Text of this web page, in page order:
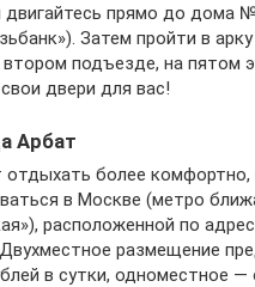
двигайтесь прямо до дома
Затем пройти в
втором подъезде, на пятом
двери для вас!
Арбат
отдыхать более
в Москве (метро
расположенной по
размещение
в сутки, одноместное —